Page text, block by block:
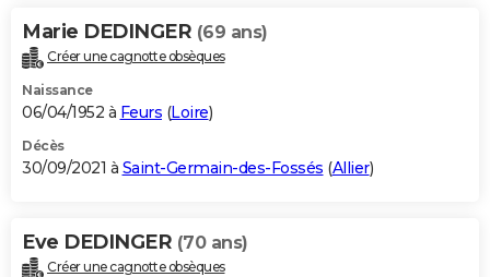
Marie DEDINGER (69 ans)
Créer une cagnotte obsèques
Naissance
06/04/1952 à Feurs (Loire)
Décès
30/09/2021 à Saint-Germain-des-Fossés (Allier)
Eve DEDINGER (70 ans)
Créer une cagnotte obsèques